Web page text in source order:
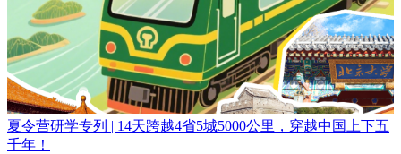
夏令营研学专列 | 14天跨越4省5城5000公里，穿越中国上下五
千年！